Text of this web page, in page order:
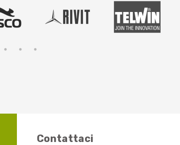
Contattaci